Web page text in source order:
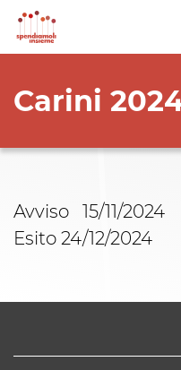
Carini
Avviso 15/11/2024
Esito 24/12/2024